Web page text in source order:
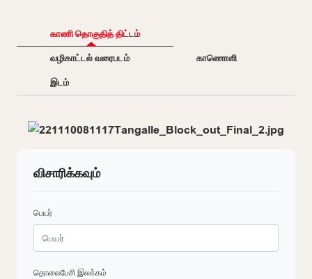
காணி தொகுதித் திட்டம்
வழிகாட்டல் வரைபடம்
காணொளி
இடம்
விசாரிக்கவும்
பெயர்
தொலைபேசி இலக்கம்